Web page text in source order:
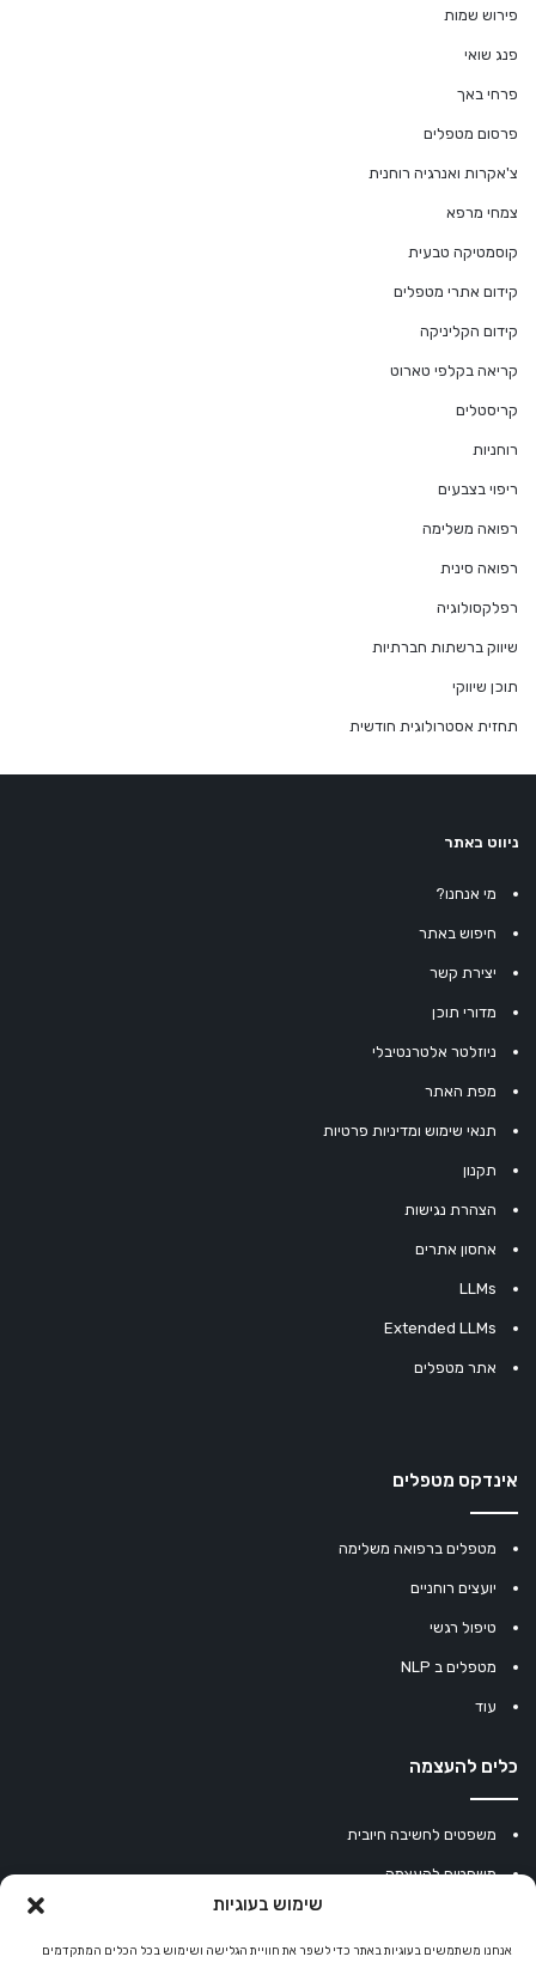
שימוש בעוגיות
אנחנו משתמשים בעוגיות באתר כדי לשפר את חוויית הגלישה ושימוש בכל הכלים המתקדמים
פירוש שמות
פנג שואי
פרחי באך
פרסום מטפלים
צ'אקרות ואנרגיה רוחנית
צמחי מרפא
קוסמטיקה טבעית
קידום אתרי מטפלים
קידום הקליניקה
קריאה בקלפי טארוט
קריסטלים
רוחניות
ריפוי בצבעים
רפואה משלימה
רפואה סינית
רפלקסולוגיה
שיווק ברשתות חברתיות
תוכן שיווקי
תחזית אסטרולוגית חודשית
ניווט באתר
מי אנחנו?
חיפוש באתר
יצירת קשר
מדורי תוכן
ניוזלטר אלטרנטיבלי
מפת האתר
תנאי שימוש ומדיניות פרטיות
תקנון
הצהרת נגישות
אחסון אתרים
LLMs
Extended LLMs
אתר מטפלים
אינדקס מטפלים
מטפלים ברפואה משלימה
יועצים רוחניים
טיפול רגשי
מטפלים ב NLP
עוד
כלים להעצמה
משפטים לחשיבה חיובית
משפטים להעצמה
מחשבון נומרולוגיה